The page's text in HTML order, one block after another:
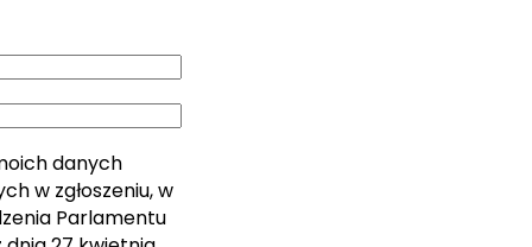
danych
w zgłoszeniu, w
Parlamentu